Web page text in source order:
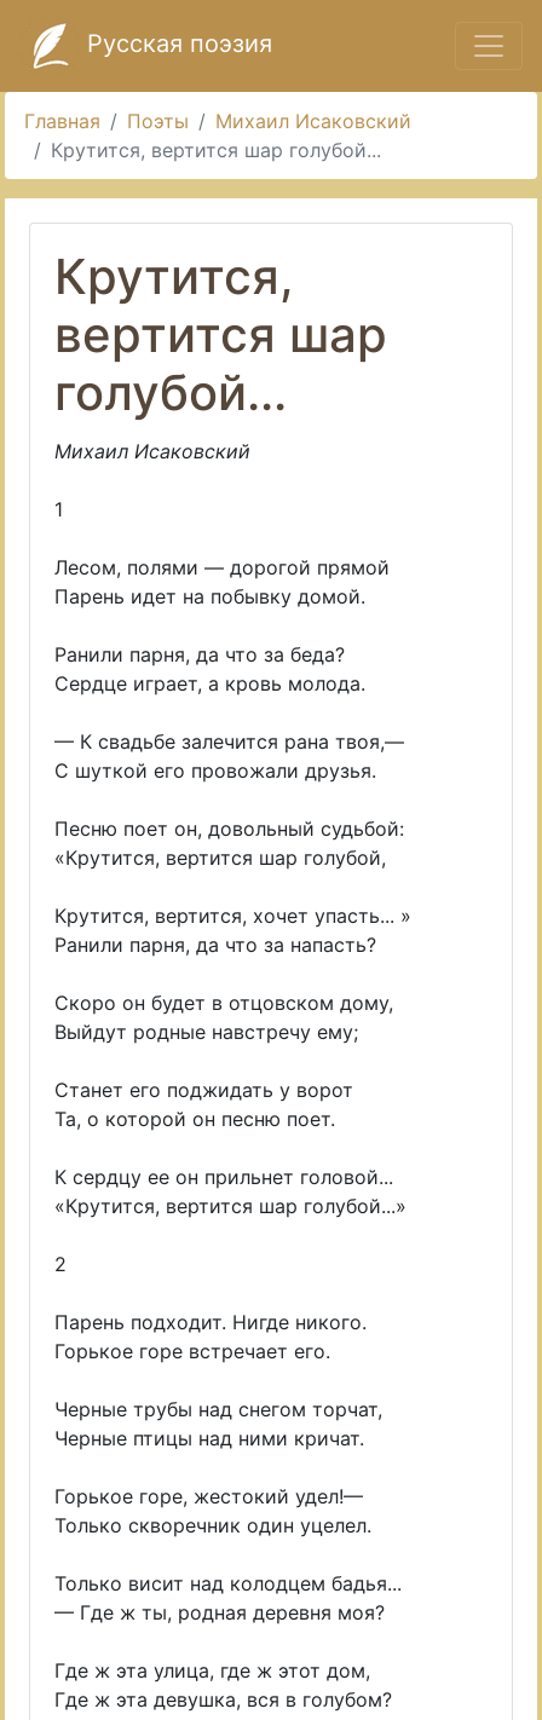
Русская поэзия
Главная Поэты
Михаил Исаковский
Крутится, вертится шар голубой...
Крутится,
вертится шар
голубой...
Михаил Исаковский
1
Лесом, полями — дорогой прямой
Парень идет на побывку домой.
Ранили парня, да что за беда?
Сердце играет, а кровь молода.
— К свадьбе залечится рана твоя,—
С шуткой его провожали друзья.
Песню поет он, довольный судьбой:
«Крутится, вертится шар голубой,
Крутится, вертится, хочет упасть... »
Ранили парня, да что за напасть?
Скоро он будет в отцовском дому,
Выйдут родные навстречу ему;
Станет его поджидать у ворот
Та, о которой он песню поет.
К сердцу ее он прильнет головой...
«Крутится, вертится шар голубой...»
2
Парень подходит. Нигде никого.
Горькое горе встречает его.
Черные трубы над снегом торчат,
Черные птицы над ними кричат.
Горькое горе, жестокий удел!—
Только скворечник один уцелел.
Только висит над колодцем бадья...
— Где ж ты, родная деревня моя?
Где ж эта улица, где ж этот дом,
Где ж эта девушка, вся в голубом?